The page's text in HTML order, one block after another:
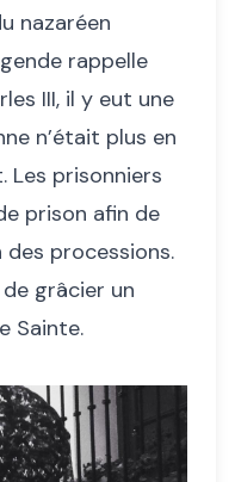
nazaréen
rappelle
III, il y eut une
n’était plus en
Les prisonniers
prison afin de
processions.
grâcier un
Sainte.